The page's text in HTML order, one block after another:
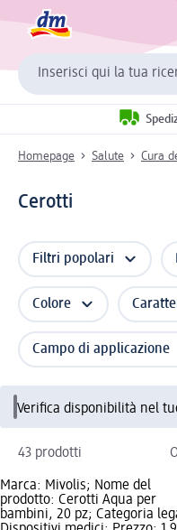
Inserisci qui la tua
Homepage Salute Cura
Cerotti
Filtri popolari
Colore
Campo di applicazione
Verifica disponibilità nel
43 prodotti
Marca: Mivolis; Nome del
prodotto: Cerotti Aqua per
bambini, 20 pz; Categoria